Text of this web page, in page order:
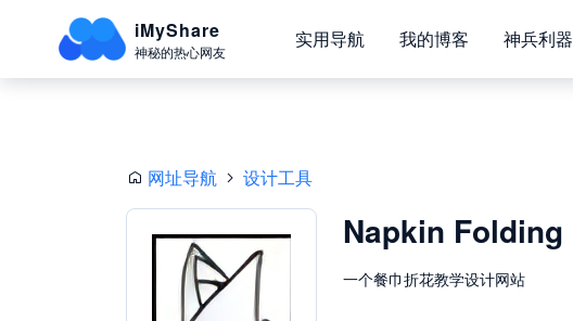
iMyShare
神秘的热心网友
实用导航 我的博客 神兵利器
网址导航 设计工具
Napkin Folding
一个餐巾折花教学设计网站